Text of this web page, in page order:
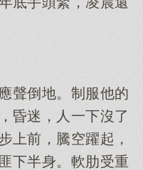
聲倒地。制服他的
昏迷，人一下沒了
上前，騰空躍起，
下半身。軟肋受重